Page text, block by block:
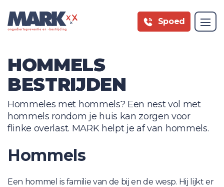
Spoed
HOMMELS
BESTRIJDEN
Hommeles met hommels? Een nest vol met
hommels rondom je huis kan zorgen voor
flinke overlast. MARK helpt je af van hommels.
Hommels
Een hommel is familie van de bij en de wesp. Hij lijkt er